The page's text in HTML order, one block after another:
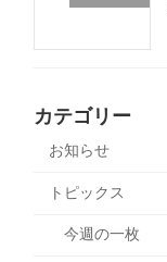
カテゴリー
お知らせ
トピックス
今週の一枚